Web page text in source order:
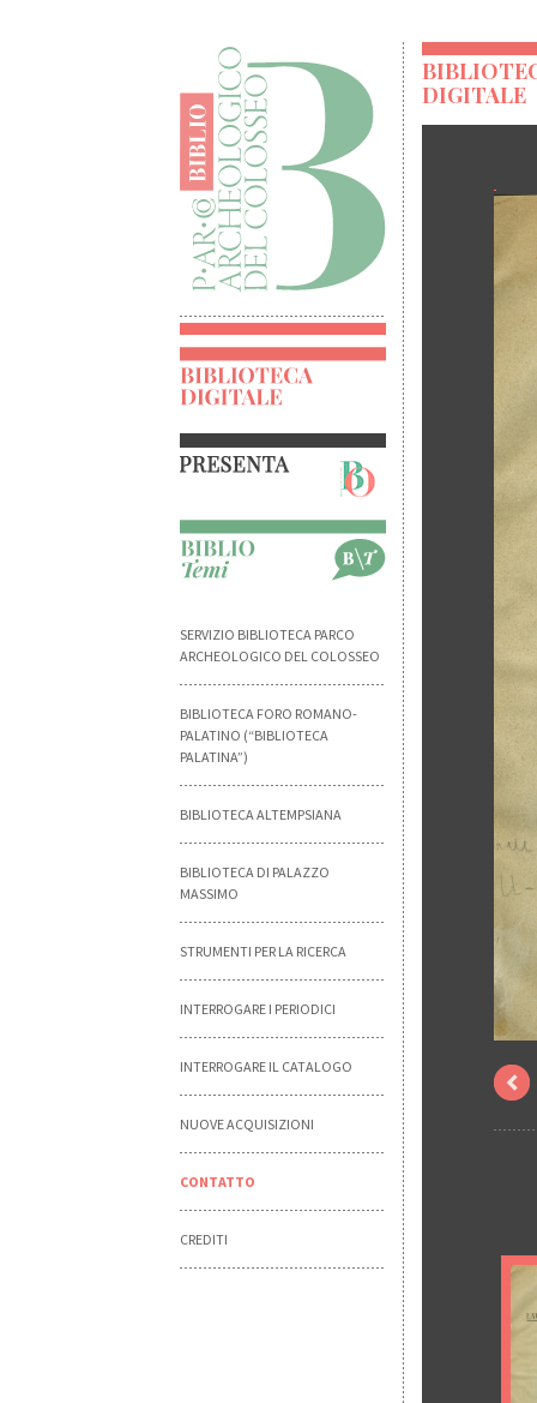
SERVIZIO BIBLIOTECA PARCO
ARCHEOLOGICO DEL COLOSSEO
BIBLIOTECA FORO ROMANO-
PALATINO (“BIBLIOTECA
PALATINA”)
BIBLIOTECA ALTEMPSIANA
BIBLIOTECA DI PALAZZO
MASSIMO
STRUMENTI PER LA RICERCA
INTERROGARE I PERIODICI
INTERROGARE IL CATALOGO
NUOVE ACQUISIZIONI
CONTATTO
CREDITI
DIGITALE